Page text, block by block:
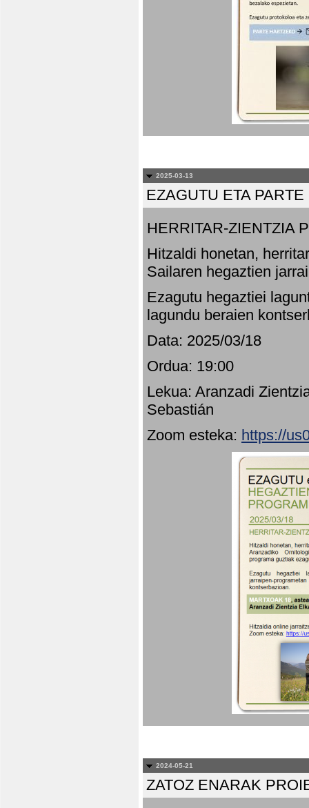
2025-03-13
EZAGUTU ETA
HERRITAR-ZIENTZIA
Hitzaldi honetan,
Sailaren hegaztien
Ezagutu hegaztiei
lagundu beraien
Data: 2025/03/18
Ordua: 19:00
Lekua: Aranzadi
Sebastián
Zoom esteka: https://
2024-05-21
ZATOZ ENARAK